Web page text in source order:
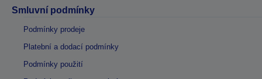
Smluvní podmínky
Podmínky prodeje
Platební a dodací podmínky
Podmínky použití